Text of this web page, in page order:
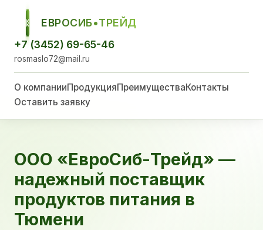
ЕСТ
ЕВРОСИБ•ТРЕЙД
+7 (3452) 69-65-46
rosmaslo72@mail.ru
О компанииПродукцияПреимуществаКонтакты
Оставить заявку
ООО «ЕвроСиб-Трейд» —
надежный поставщик
продуктов питания в
Тюмени